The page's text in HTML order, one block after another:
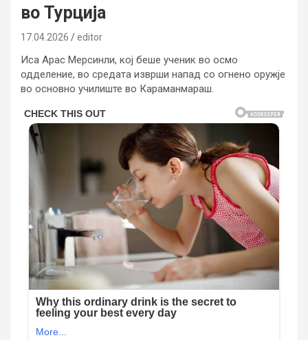
во Турција
17.04.2026 editor
Иса Арас Мерсинли, кој беше ученик во осмо
одделение, во средата изврши напад со огнено оружје
во основно училиште во Караманмараш.